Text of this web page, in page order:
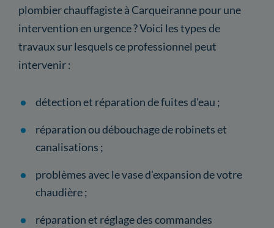
plombier chauffagiste à Carqueiranne pour une
intervention en urgence ? Voici les types de
travaux sur lesquels ce professionnel peut
intervenir :
détection et réparation de fuites d'eau ;
réparation ou débouchage de robinets et
canalisations ;
problèmes avec le vase d'expansion de votre
chaudière ;
réparation et réglage des commandes